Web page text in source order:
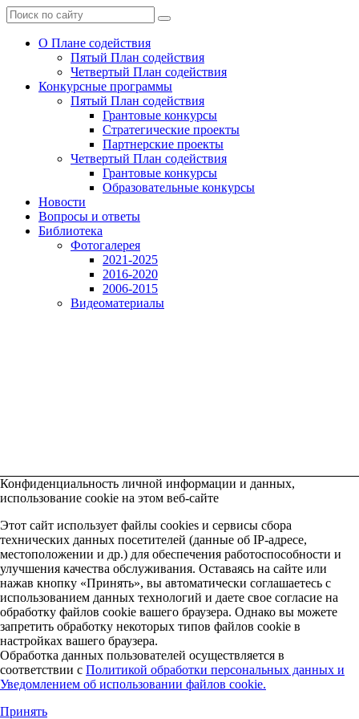
Конфиденциальность личной информации и данных,
использование cookie на этом веб-сайте
Этот сайт использует файлы cookies и сервисы сбора
технических данных посетителей (данные об IP-адресе,
местоположении и др.) для обеспечения работоспособности и
улучшения качества обслуживания. Оставаясь на сайте или
нажав кнопку «Принять», вы автоматически соглашаетесь с
использованием данных технологий и даете свое согласие на
обработку файлов cookie вашего браузера. Однако вы можете
запретить обработку некоторых типов файлов cookie в
настройках вашего браузера.
Обработка данных пользователей осуществляется в
соответствии с Политикой обработки персональных данных и
Уведомлением об использовании файлов cookie.
Принять
О Плане содействия
Пятый План содействия
Четвертый План содействия
Конкурсные программы
Пятый План содействия
Грантовые конкурсы
Стратегические проекты
Партнерские проекты
Четвертый План содействия
Грантовые конкурсы
Образовательные конкурсы
Новости
Вопросы и ответы
Библиотека
Фотогалерея
2021-2025
2016-2020
2006-2015
Видеоматериалы